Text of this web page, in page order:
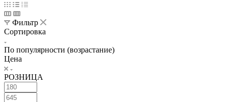
Фильтр
Сортировка
По популярности (возрастание)
Цена
РОЗНИЦА